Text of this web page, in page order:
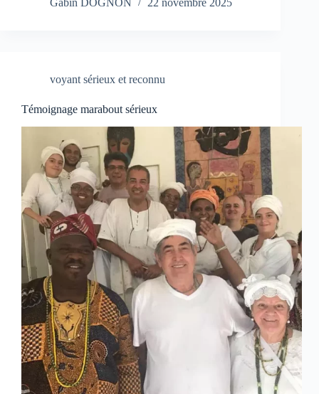
Gabin DOGNON 22 novembre 2025
voyant sérieux et reconnu
Témoignage marabout sérieux